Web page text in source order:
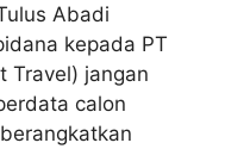
Abadi
kepada PT
Travel) jangan
calon